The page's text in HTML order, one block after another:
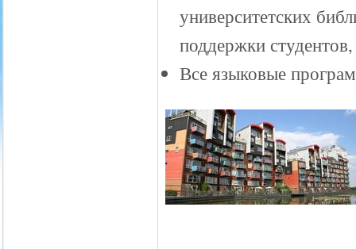
университетских
поддержки
Все языковые